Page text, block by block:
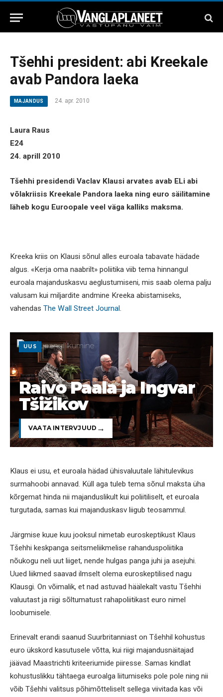
Tšehhi president: abi Kreekale
avab Pandora laeka
MAJANDUS 24. apr. 2010
Laura Raus
E24
24. aprill 2010
Tšehhi presidendi Vaclav Klausi arvates avab ELi abi
võlakriisis Kreekale Pandora laeka ning euro säilitamine
läheb kogu Euroopale veel väga kalliks maksma.
Kreeka kriis on Klausi sõnul alles euroala tabavate hädade
algus. «Kerja oma naabrilt» poliitika viib tema hinnangul
euroala majanduskasvu aeglustumiseni, mis saab olema palju
valusam kui miljardite andmine Kreeka abistamiseks,
vahendas The Wall Street Journal.
UUS
Raivo Paala ja Ingvar
Tšižikov
VAATA INTERVJUUD
Klaus ei usu, et euroala hädad ühisvaluutale lähitulevikus
surmahoobi annavad. Küll aga tuleb tema sõnul maksta üha
kõrgemat hinda nii majanduslikult kui poliitiliselt, et euroala
turgutada, samas kui majanduskasv liigub teosammul.
Järgmise kuue kuu jooksul nimetab euroskeptikust Klaus
Tšehhi keskpanga seitsmeliikmelise rahanduspoliitika
nõukogu neli uut liiget, nende hulgas panga juhi ja asejuhi.
Uued liikmed saavad ilmselt olema euroskeptilised nagu
Klausgi. On võimalik, et nad astuvad häälekalt vastu Tšehhi
valuutast ja riigi sõltumatust rahapoliitikast euro nimel
loobumisele.
Erinevalt erandi saanud Suurbritanniast on Tšehhil kohustus
euro ükskord kasutusele võtta, kui riigi majandusnäitajad
jäävad Maastrichti kriteeriumide piiresse. Samas kindlat
kohustuslikku tähtaega euroalga liitumiseks pole pole ning nii
võib Tšehhi valitsus põhimõtteliselt sellega viivitada kas või